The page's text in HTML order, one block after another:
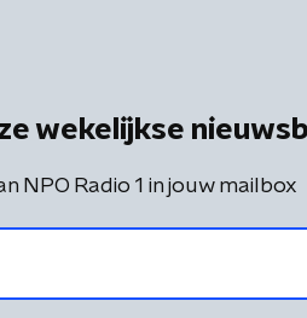
wekelijkse
NPO Radio 1 in jouw mailbox